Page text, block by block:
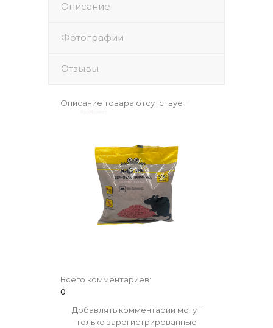
Описание
Фотографии
Отзывы
Описание товара отсутствует
Всего комментариев:
0
Добавлять комментарии могут
только зарегистрированные